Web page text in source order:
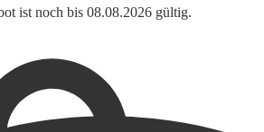
ist noch bis 08.08.2026 gültig.